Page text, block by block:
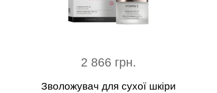
2 866 грн.
Зволожувач для сухої шкіри